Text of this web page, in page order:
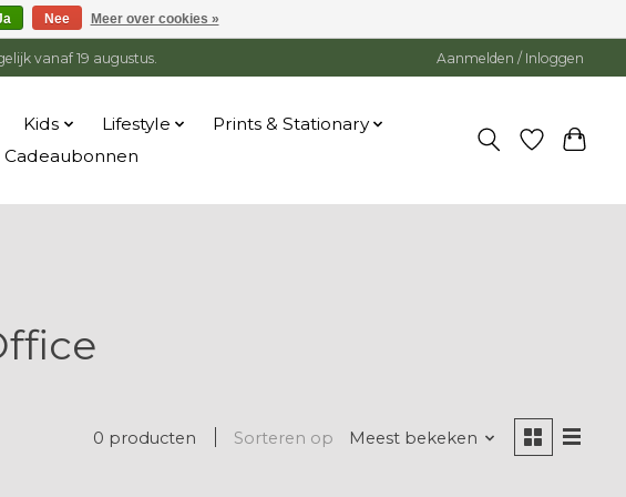
vanaf 19 augustus. Aanmelden / Inloggen
Kids Lifestyle
Prints & Stationary
Cadeaubonnen
0 producten Sorteren op Meest bekeken
Nee Meer over cookies »